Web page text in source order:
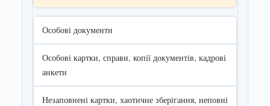
Особові документи
Особові картки, справи, копії документів, кадрові
анкети
Незаповнені картки, хаотичне зберігання, неповні